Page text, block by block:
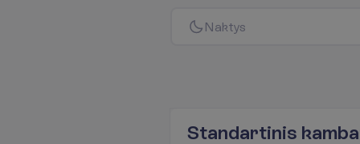
Naktys
Standartinis